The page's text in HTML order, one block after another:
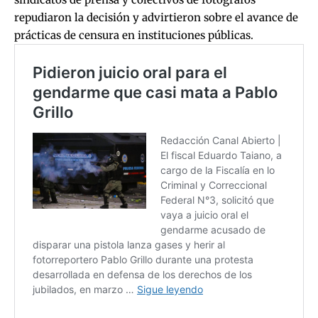
repudiaron la decisión y advirtieron sobre el avance de
prácticas de censura en instituciones públicas.